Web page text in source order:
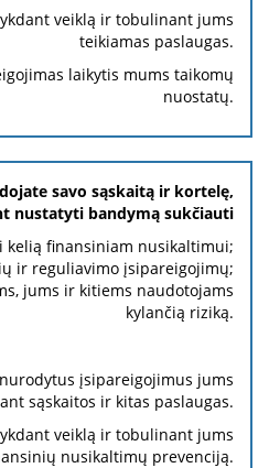
veiklą ir tobulinant jums
teikiamas paslaugas.
laikytis mums taikomų
nuostatų.
savo sąskaitą ir kortelę,
nustatyti bandymą sukčiauti
kelią finansiniam nusikaltimui;
ir reguliavimo įsipareigojimų;
jums ir kitiems naudotojams
kylančią riziką.
įsipareigojimus jums
sąskaitos ir kitas paslaugas.
veiklą ir tobulinant jums
nusikaltimų prevenciją.